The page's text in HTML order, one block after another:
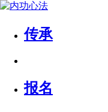
传承
报名